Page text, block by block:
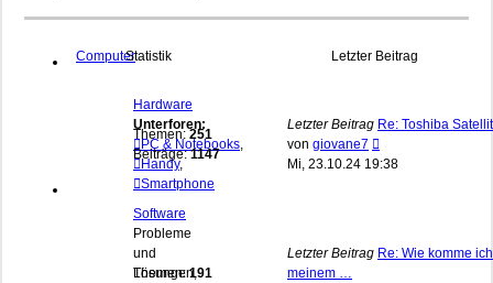
ComputerStatistik Letzter Beitrag
Hardware
Unterforen:
PC & Notebooks,
Handy,
Smartphone
Themen: 251
Beiträge:1147
Letzter Beitrag Re: Toshiba
von giovane7
Beitrag
Mi, 23.10.24 19:38
Software
Probleme
und
Lösungen,
Themen:191
Letzter Beitrag Re: Wie komme
meinem …